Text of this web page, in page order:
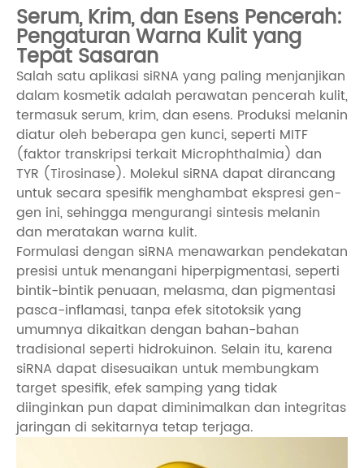
Serum, Krim, dan Esens Pencerah:
Pengaturan Warna Kulit yang
Tepat Sasaran
Salah satu aplikasi siRNA yang paling menjanjikan
dalam kosmetik adalah perawatan pencerah kulit,
termasuk serum, krim, dan esens. Produksi melanin
diatur oleh beberapa gen kunci, seperti MITF
(faktor transkripsi terkait Microphthalmia) dan
TYR (Tirosinase). Molekul siRNA dapat dirancang
untuk secara spesifik menghambat ekspresi gen-
gen ini, sehingga mengurangi sintesis melanin
dan meratakan warna kulit.
Formulasi dengan siRNA menawarkan pendekatan
presisi untuk menangani hiperpigmentasi, seperti
bintik-bintik penuaan, melasma, dan pigmentasi
pasca-inflamasi, tanpa efek sitotoksik yang
umumnya dikaitkan dengan bahan-bahan
tradisional seperti hidrokuinon. Selain itu, karena
siRNA dapat disesuaikan untuk membungkam
target spesifik, efek samping yang tidak
diinginkan pun dapat diminimalkan dan integritas
jaringan di sekitarnya tetap terjaga.